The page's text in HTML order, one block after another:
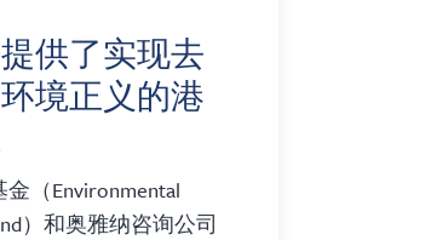
供了实现去
境正义的港
（Environmental
）和奥雅纳咨询公司